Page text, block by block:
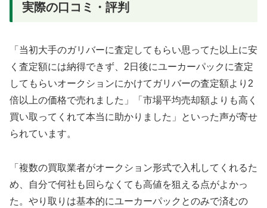
実際の口コミ・評判
「当初大手のガリバーに査定してもらい思ってた以上に安
く査定額には納得できず、2日後にユーカーパックに査定
してもらいオークションにかけてガリバーの査定額より2
倍以上の価格で売れました」「市場平均売却額よりも高く
買い取ってくれて本当に助かりました」といった声が寄せ
られています。
「複数の買取業者がオークション形式で入札してくれるた
め、自分で何社も回らなくても高値を狙える点がよかっ
た。やり取りは基本的にユーカーパックとのみで済むの